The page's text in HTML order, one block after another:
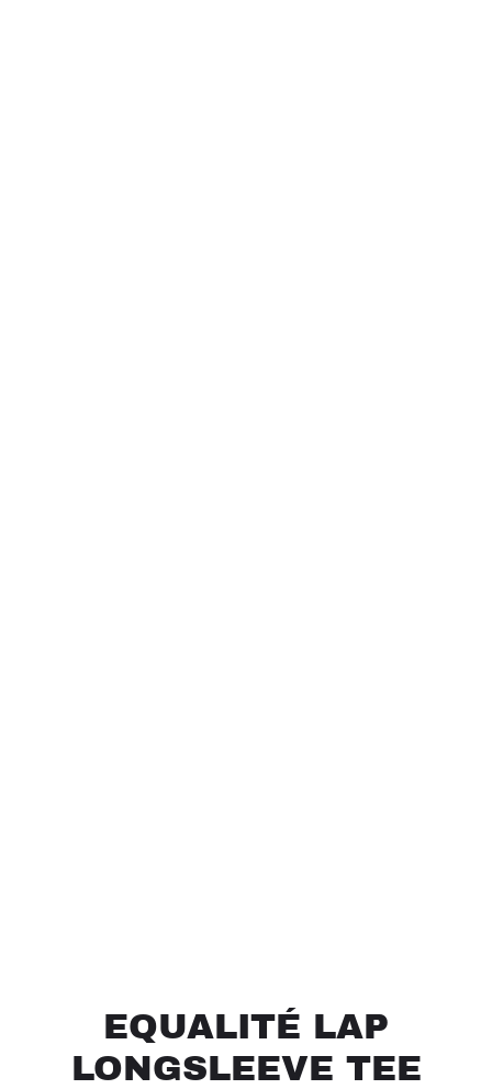
EQUALITÉ LAP
LONGSLEEVE TEE